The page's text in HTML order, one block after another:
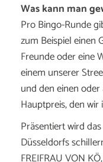
Was kann man
Pro Bingo-Runde
zum Beispiel einen
Freunde oder eine
einem unserer
und den einen
Hauptpreis, den
‍Präsentiert wird
Düsseldorfs
FREIFRAU VON